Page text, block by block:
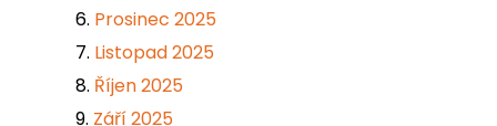
Prosinec 2025
Listopad 2025
Říjen 2025
Září 2025